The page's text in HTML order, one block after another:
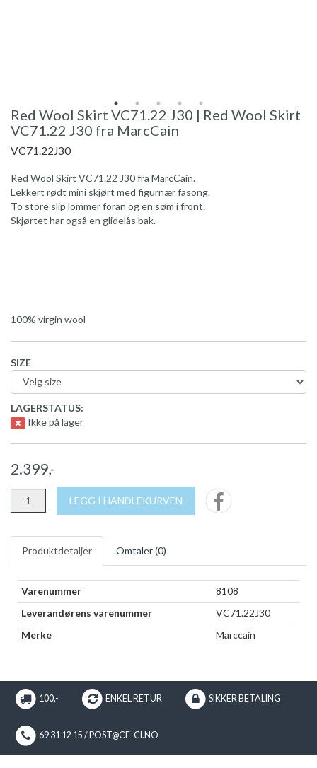
Red Wool Skirt VC71.22 J30 | Red Wool Skirt
VC71.22 J30 fra MarcCain
VC71.22J30
Red Wool Skirt VC71.22 J30 fra MarcCain.
Lekkert rødt mini skjørt med figurnær fasong.
To store slip lommer foran og en søm i front.
Skjørtet har også en glidelås bak.
100% virgin wool
SIZE
LAGERSTATUS:
Ikke på lager
2.399,-
LEGG I HANDLEKURVEN
Produktdetaljer Omtaler (0)
Varenummer
8108
Leverandørens varenummer
VC71.22J30
Merke
Marccain
100,- ENKEL RETUR SIKKER BETALING
69 31 12 15 / POST@CE-CI.NO